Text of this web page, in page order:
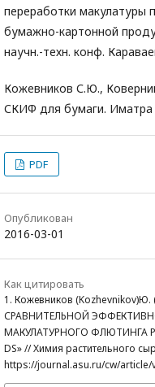
переработки макулатуры
бумажно-картонной
научн.-техн. конф.
Кожевников С.Ю.,
СКИФ для бумаги. Иматра
PDF
Опубликован
2016-03-01
Как цитировать
1. Кожевников
СРАВНИТЕЛЬНОЙ
МАКУЛАТУРНОГО ФЛЮТИНГА
DS» // Химия растительного
https://journal.asu.ru/cw/article/